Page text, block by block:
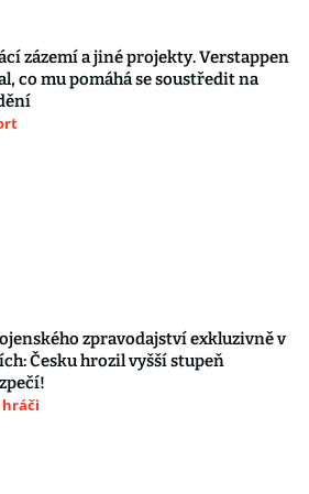
zázemí a jiné projekty. Verstappen
co mu pomáhá se soustředit na
zpravodajství exkluzivně v
Česku hrozil vyšší stupeň
hráči